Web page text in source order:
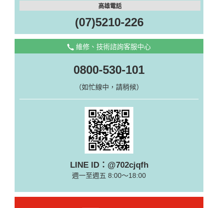
高雄電話
(07)5210-226
維修、技術諮詢客服中心
0800-530-101
（如忙線中，請稍候）
LINE ID：@702cjqfh
週一至週五 8:00～18:00